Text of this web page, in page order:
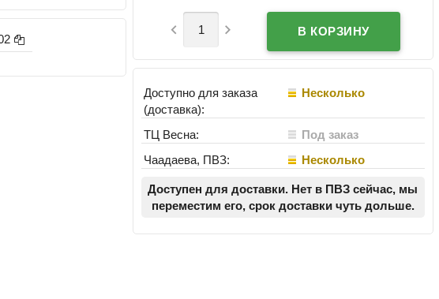
 
Доступно для заказа
(доставка):
Несколько
ТЦ Весна:
Под заказ
Чаадаева, ПВЗ:
Несколько
Доступен для доставки. Нет в ПВЗ сейчас, мы
переместим его, срок доставки чуть дольше.